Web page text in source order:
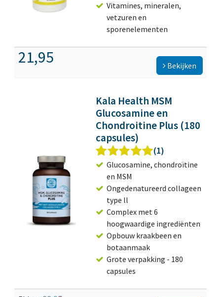
Vitamines, mineralen,
vetzuren en
sporenelementen
21,95 Bekijken
Kala Health MSM
Glucosamine en
Chondroitine Plus (180
capsules)
(1)
Glucosamine, chondroïtine
en MSM
Ongedenatureerd collageen
type ll
Complex met 6
hoogwaardige ingrediënten
Opbouw kraakbeen en
botaanmaak
Grote verpakking - 180
capsules